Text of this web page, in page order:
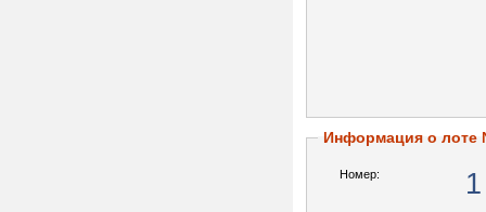
Информация о лоте
Номер: 1